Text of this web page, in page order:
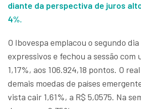
diante da perspectiva de juros
4%.
O Ibovespa emplacou o segundo
expressivos e fechou a sessão com
1,17%, aos 106.924,18 pontos. O
demais moedas de países
vista cair 1,61%, a R$ 5,0575. Na